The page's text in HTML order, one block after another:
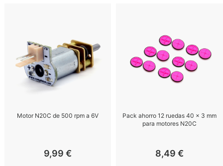
Motor N20C de 500 rpm a 6V
9,99 €
Pack ahorro 12 ruedas 40 x 3 mm
para motores N20C
8,49 €